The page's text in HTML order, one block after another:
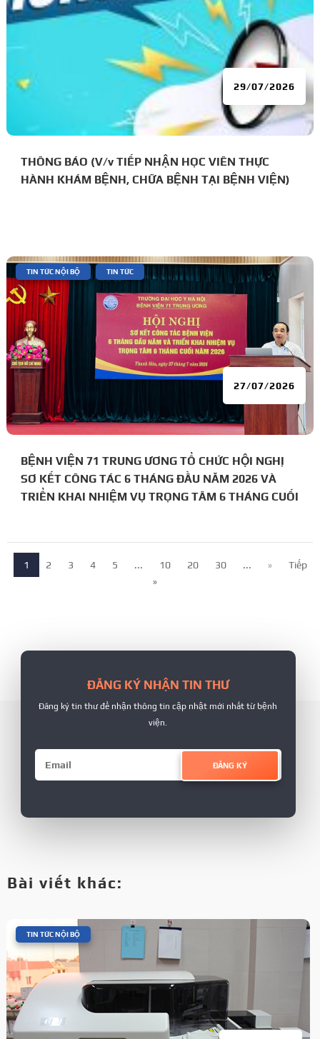
THÔNG BÁO (V/v TIẾP NHẬN HỌC VIÊN THỰC
HÀNH KHÁM BỆNH, CHỮA BỆNH TẠI BỆNH VIỆN)
29/07/2026
BỆNH VIỆN 71 TRUNG ƯƠNG TỔ CHỨC HỘI NGHỊ
SƠ KẾT CÔNG TÁC 6 THÁNG ĐẦU NĂM 2026 VÀ
TRIỂN KHAI NHIỆM VỤ TRỌNG TÂM 6 THÁNG CUỐI
27/07/2026
TIN TỨC NỘI BỘ TIN TỨC
1 2 3 4 5 ... 10 20 30 ... »
Tiếp
»
ĐĂNG KÝ NHẬN TIN THƯ
Đăng ký tin thư để nhận thông tin cập nhật mới nhất từ bệnh
viện.
ĐĂNG KÝ
Bài viết khác:
TIN TỨC NỘI BỘ